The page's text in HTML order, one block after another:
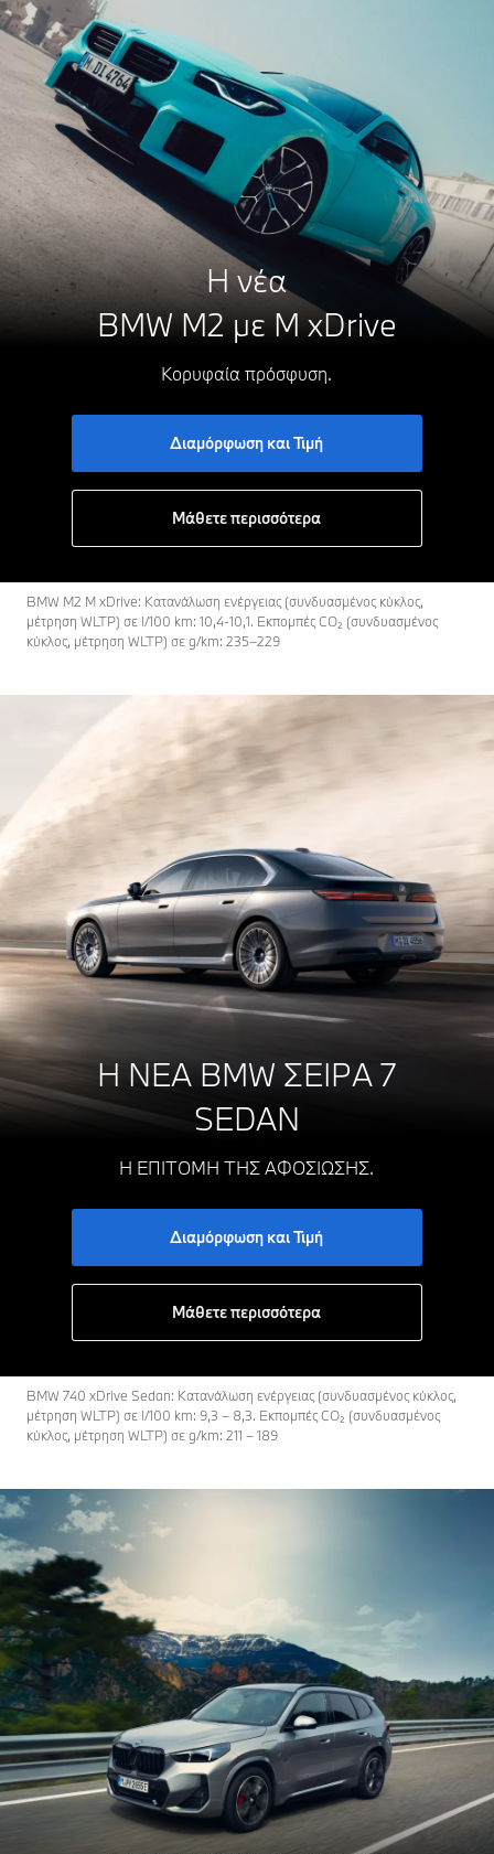
Η νέα
BMW M2 με M xDrive
Κορυφαία πρόσφυση.
Διαμόρφωση και Τιμή
Μάθετε περισσότερα
BMW M2 M xDrive: Κατανάλωση ενέργειας (συνδυασμένος κύκλος,
μέτρηση WLTP) σε l/100 km: 10,4-10,1. Εκπομπές CO₂ (συνδυασμένος
κύκλος, μέτρηση WLTP) σε g/km: 235–229
Η ΝΕΑBMW ΣΕΙΡΑ 7
SEDAN
Η ΕΠΙΤΟΜΗ ΤΗΣ ΑΦΟΣΙΩΣΗΣ.
Διαμόρφωση και Τιμή
Μάθετε περισσότερα
BMW 740 xDrive Sedan: Κατανάλωση ενέργειας (συνδυασμένος κύκλος,
μέτρηση WLTP) σε l/100 km: 9,3 – 8,3. Εκπομπές CO₂ (συνδυασμένος
κύκλος, μέτρηση WLTP) σε g/km: 211 – 189